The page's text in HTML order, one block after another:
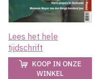
Lees het hele
tijdschrift
KOOP IN ONZE
WINKEL